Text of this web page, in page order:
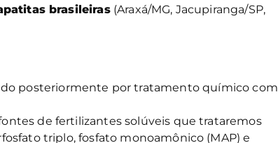
brasileiras(Araxá/MG, Jacupiranga/SP,
posteriormente por tratamento químico com
de fertilizantes solúveis que trataremos
triplo, fosfato monoamônico (MAP) e